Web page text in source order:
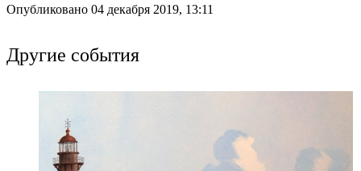
Опубликовано 04 декабря 2019, 13:11
Другие события